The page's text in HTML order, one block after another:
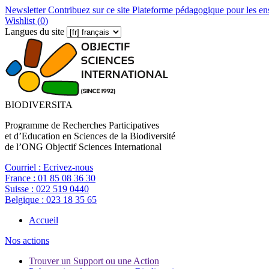
NewsletterContribuez sur ce site Plateforme pédagogique pour les
Wishlist (0)
Langues du site
BIODIVERSITA
Programme de Recherches Participatives
et d’Education en Sciences de la Biodiversité
de l’ONG Objectif Sciences International
Courriel : Ecrivez-nous
France : 01 85 08 36 30
Suisse : 022 519 0440
Belgique : 023 18 35 65
Accueil
Nos actions
Trouver un Support ou une Action